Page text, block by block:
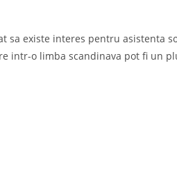
sa existe interes pentru asistenta
intr-o limba scandinava pot fi un